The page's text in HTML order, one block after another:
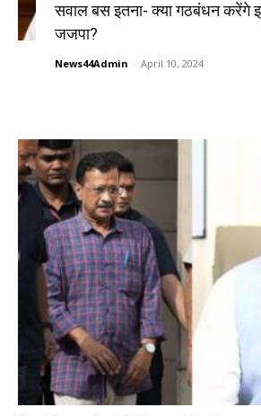
सवाल बस इतना- क्या गठबंधन करेंगे
जजपा?
News44Admin - April 10, 2024